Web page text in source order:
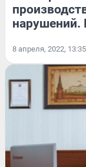
нарушений.
8 апреля, 2022, 13:35